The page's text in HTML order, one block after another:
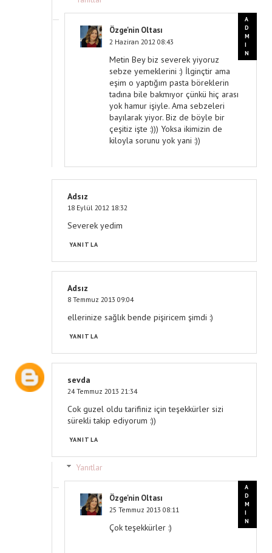
Özge'nin Oltası
2 Haziran 2012 08:43
Metin Bey biz severek yiyoruz
sebze yemeklerini :) İlginçtir ama
eşim o yaptığım pasta böreklerin
tadına bile bakmıyor çünkü hiç arası
yok hamur işiyle. Ama sebzeleri
bayılarak yiyor. Biz de böyle bir
çeşitiz işte :))) Yoksa ikimizin de
kiloyla sorunu yok yani :))
Adsız
18 Eylül 2012 18:32
Severek yedim
YANITLA
Adsız
8 Temmuz 2013 09:04
ellerinize sağlık bende pişiricem şimdi :)
YANITLA
sevda
24 Temmuz 2013 21:34
Cok guzel oldu tarifiniz için teşekkürler sizi
sürekli takip ediyorum :))
YANITLA
Yanıtlar
Özge'nin Oltası
25 Temmuz 2013 08:11
Çok teşekkürler :)